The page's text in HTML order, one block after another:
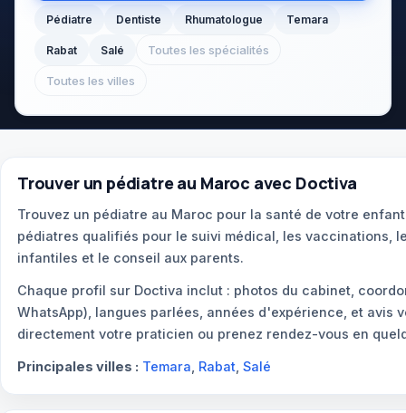
Pédiatre Dentiste Rhumatologue Temara
Rabat Salé Toutes les spécialités
Toutes les villes
Trouver un pédiatre au Maroc avec Doctiva
Trouvez un pédiatre au Maroc pour la santé de votre
pédiatres qualifiés pour le suivi médical, les vaccinations,
infantiles et le conseil aux parents.
Chaque profil sur Doctiva inclut : photos du cabinet,
WhatsApp), langues parlées, années d'expérience, et avis
directement votre praticien ou prenez rendez-vous en
Principales villes : Temara Rabat Salé